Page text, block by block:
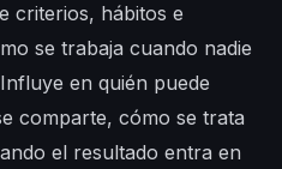
criterios, hábitos e
se trabaja cuando nadie
en quién puede
comparte, cómo se trata
el resultado entra en